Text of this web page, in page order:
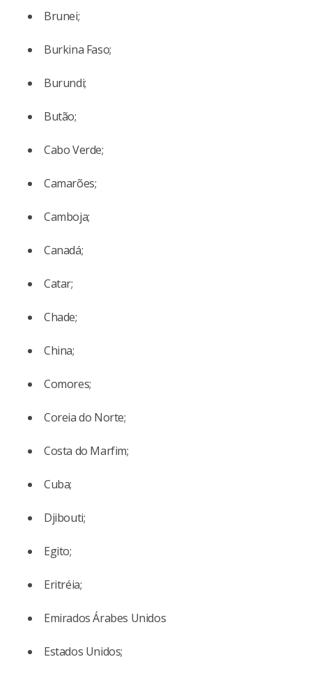
Brunei;
Burkina Faso;
Burundi;
Butão;
Cabo Verde;
Camarões;
Camboja;
Canadá;
Catar;
Chade;
China;
Comores;
Coreia do Norte;
Costa do Marfim;
Cuba;
Djibouti;
Egito;
Eritréia;
Emirados Árabes Unidos
Estados Unidos;